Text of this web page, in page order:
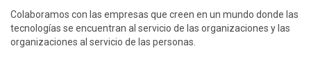
Colaboramos con las empresas que creen en un mundo donde las
tecnologías se encuentran al servicio de las organizaciones y las
organizaciones al servicio de las personas.